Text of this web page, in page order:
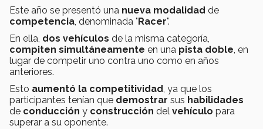
Este año se presentó una nueva modalidad de
competencia, denominada " Racer".
En ella, dos vehículos de la misma categoría,
compiten simultáneamente en una pista doble, en
lugar de competir uno contra uno como en años
anteriores.
Esto aumentó la competitividad, ya que los
participantes tenían que demostrar sus habilidades
de conducción y construcción del vehículo para
superar a su oponente.